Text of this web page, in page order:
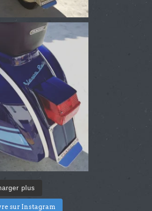
plus
sur Instagram